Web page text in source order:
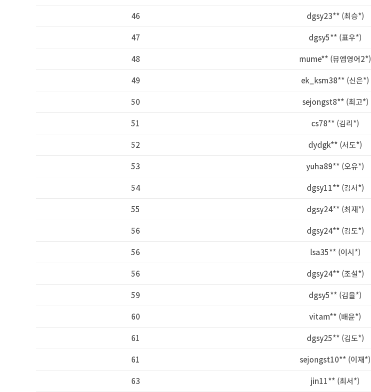
46 dgsy23** (최승*)
47 dgsy5** (표우*)
48 mume** (뮤엠영어2*)
49 ek_ksm38** (신은*)
50 sejongst8** (최고*)
51 cs78** (김리*)
52 dydgk** (서도*)
53 yuha89** (오유*)
54 dgsy11** (김서*)
55 dgsy24** (최재*)
56 dgsy24** (김도*)
56 lsa35** (이시*)
56 dgsy24** (조설*)
59 dgsy5** (김율*)
60 vitam** (배윤*)
61 dgsy25** (김도*)
61 sejongst10** (이재*)
63 jin11** (최서*)